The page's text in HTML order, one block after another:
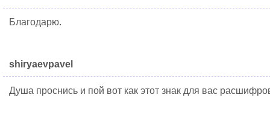
Благодарю.
shiryaevpavel
Душа проснись и пой вот как этот знак для вас